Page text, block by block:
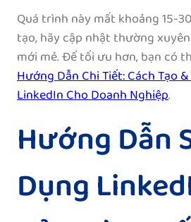
Quá trình này mất khoảng 15-
tạo, hãy cập nhật thường
mới mẻ. Để tối ưu hơn, bạn có
Hướng Dẫn Chi Tiết: Cách Tạo
LinkedIn Cho Doanh Nghiệp.
Hướng Dẫn
Dụng